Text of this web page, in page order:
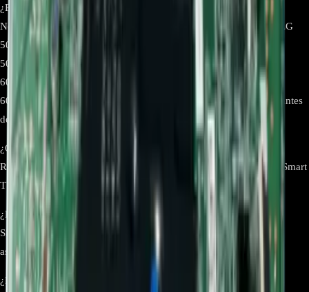
¿Esta Main Board es compatible con cualquier televisor LG?
No, esta Main Board es compatible únicamente con los modelos LG
50UM7300PDA.AWCJLJR 50UM7300PDA.BWCJLJM
50UM7300PDA.BWCJLJR 50UM7300PDA.BWCSLJM
60UM7200PDA.BWCMLOR 60UM7200PDA.BWCNLKR
60UM7200PDA.BWCNLOR. Se recomienda verificar el modelo antes
de la compra.
¿Qué funciones restablece esta placa base?
Restaura la conectividad, el procesamiento de imagen, el sistema Smart
TV y la gestión del sistema del televisor.
¿Este producto es original de LG?
Sí, la Main Board
asegurando compatibilidad y alto rendimiento.
¿Puedo instalar la Main Board por mi cuenta?